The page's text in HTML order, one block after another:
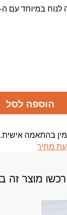
במיוחד עם ה-
הוספה לסל
בהתאמה אישית.
מחיר
מוצר זה